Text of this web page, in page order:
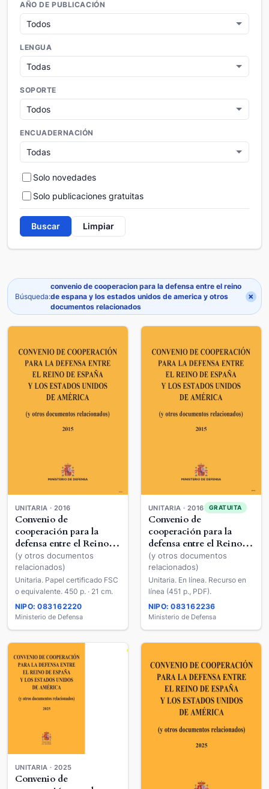
AÑO DE PUBLICACIÓN
LENGUA
SOPORTE
ENCUADERNACIÓN
Solo novedades
Solo publicaciones gratuitas
Buscar Limpiar
Búsqueda:
convenio de cooperacion para la defensa entre el reino
de espana y los estados unidos de america y otros
documentos relacionados
×
UNITARIA · 2016
Convenio de
cooperación para la
defensa entre el Reino
de España y los Estados
Unidos de América
(y otros documentos
relacionados)
Unitaria. Papel certificado FSC
o equivalente. 450 p. · 21 cm.
NIPO: 083162220
Ministerio de Defensa
UNITARIA · 2016 GRATUITA
Convenio de
cooperación para la
defensa entre el Reino
de España y los Estados
Unidos de América
(y otros documentos
relacionados)
Unitaria. En línea. Recurso en
línea (451 p., PDF).
NIPO: 083162236
Ministerio de Defensa
UNITARIA · 2025
Convenio de